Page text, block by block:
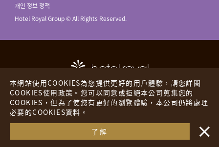
本網站使用COOKIES為您提供更好的用戶體驗，請您詳閱
COOKIES使用政策。您可以同意或拒絕本公司蒐集您的
COOKIES，但為了使您有更好的瀏覽體驗，本公司仍將處理
必要的COOKIES資料。
了解
・・
개인 정보 정책
Hotel Royal Group © All Rights Reserved.
호텔 로얄 더플레이스